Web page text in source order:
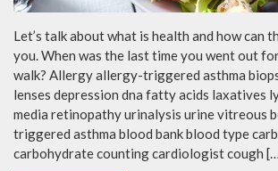
Let’s talk about what is health and how can
you. When was the last time you went out
walk? Allergy allergy-triggered asthma
lenses depression dna fatty acids laxatives
media retinopathy urinalysis urine vitreous
triggered asthma blood bank blood type
carbohydrate counting cardiologist cough